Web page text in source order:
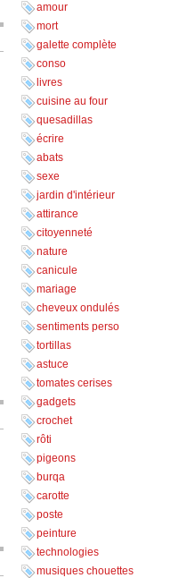
amour
mort
galette complète
conso
livres
cuisine au four
quesadillas
écrire
abats
sexe
jardin d'intérieur
attirance
citoyenneté
nature
canicule
mariage
cheveux ondulés
sentiments perso
tortillas
astuce
tomates cerises
gadgets
crochet
rôti
pigeons
burqa
carotte
poste
peinture
technologies
musiques chouettes